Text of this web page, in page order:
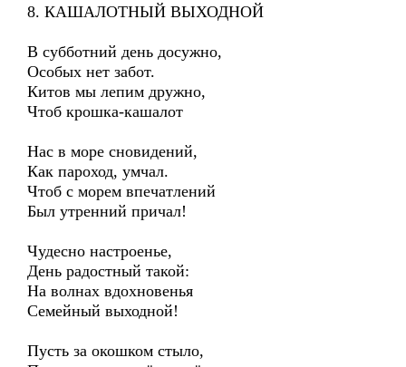
8. КАШАЛОТНЫЙ ВЫХОДНОЙ
В субботний день досужно,
Особых нет забот.
Китов мы лепим дружно,
Чтоб крошка-кашалот
Нас в море сновидений,
Как пароход, умчал.
Чтоб с морем впечатлений
Был утренний причал!
Чудесно настроенье,
День радостный такой:
На волнах вдохновенья
Семейный выходной!
Пусть за окошком стыло,